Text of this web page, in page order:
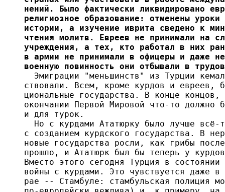
нений. Было фактически ликвидировано
религиозное образование: отменены
истории, а изучение иврита сведено к
чтения молитв. Евреев не принимали на
учреждения, а тех, кто работал в них
в армии не принимали в офицеры и даже
военную повинность они отбывали в
Эмиграции "меньшинств" из Турции
ствовали. Всем, кроме курдов и евреев,
циональные государства. В конце
окончании Первой Мировой что-то должно
и для турок.
Но с курдами Ататюрку было лучше
с созданием курдского государства. В
новые государства росли, как грибы
прошло, и Ататюрк был бы теперь у
Вместо этого сегодня Турция в
войны с курдами. Это чувствуется даже в
рае -- Стамбуле: стамбульская полиция